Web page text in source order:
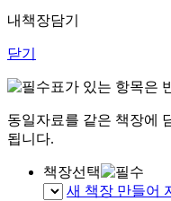
내책장담기
닫기
표가 있는 항목은
동일자료를 같은 책장에
됩니다.
책장선택
새 책장 만들어